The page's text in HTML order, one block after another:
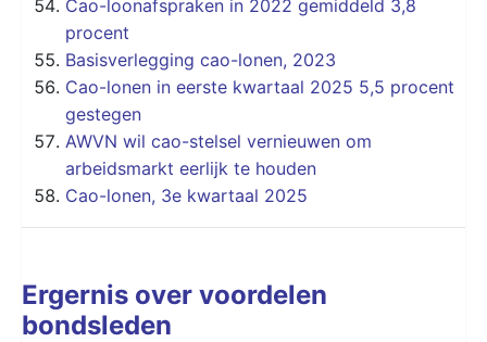
Cao-loonafspraken in 2022 gemiddeld 3,8
procent
Basisverlegging cao-lonen, 2023
Cao-lonen in eerste kwartaal 2025 5,5 procent
gestegen
AWVN wil cao-stelsel vernieuwen om
arbeidsmarkt eerlijk te houden
Cao-lonen, 3e kwartaal 2025
Ergernis over voordelen
bondsleden